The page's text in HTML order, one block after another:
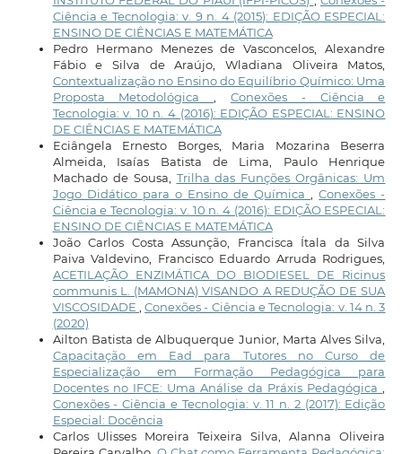
Ciência e Tecnologia: v. 9 n. 4 (2015): EDIÇÃO ESPECIAL:
ENSINO DE CIÊNCIAS E MATEMÁTICA
Pedro Hermano Menezes de Vasconcelos, Alexandre
Fábio e Silva de Araújo, Wladiana Oliveira Matos,
Contextualização no Ensino do Equilíbrio Químico: Uma
Proposta Metodológica, Conexões - Ciência e
Tecnologia: v. 10 n. 4 (2016): EDIÇÃO ESPECIAL: ENSINO
DE CIÊNCIAS E MATEMÁTICA
Eciângela Ernesto Borges, Maria Mozarina Beserra
Almeida, Isaías Batista de Lima, Paulo Henrique
Machado de Sousa, Trilha das Funções Orgânicas: Um
Jogo Didático para o Ensino de Química,Conexões -
Ciência e Tecnologia: v. 10 n. 4 (2016): EDIÇÃO ESPECIAL:
ENSINO DE CIÊNCIAS E MATEMÁTICA
João Carlos Costa Assunção, Francisca Ítala da Silva
Paiva Valdevino, Francisco Eduardo Arruda Rodrigues,
ACETILAÇÃO ENZIMÁTICA DO BIODIESEL DE Ricinus
communis L. (MAMONA) VISANDO A REDUÇÃO DE SUA
VISCOSIDADE ,Conexões - Ciência e Tecnologia: v. 14 n. 3
(2020)
Ailton Batista de Albuquerque Junior, Marta Alves Silva,
Capacitação em Ead para Tutores no Curso de
Especialização em Formação Pedagógica para
Docentes no IFCE: Uma Análise da Práxis Pedagógica,
Conexões - Ciência e Tecnologia: v. 11 n. 2 (2017): Edição
Especial: Docência
Carlos Ulisses Moreira Teixeira Silva, Alanna Oliveira